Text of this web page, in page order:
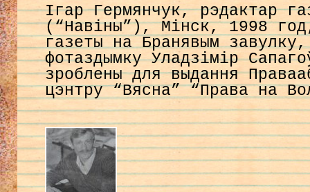
Ігар Гермянчук, рэдактар
(“Навіны”), Мінск, 1998
газеты на Бранявым
фотаздымку Уладзімір
зроблены для выдання
цэнтру “Вясна” “Права на